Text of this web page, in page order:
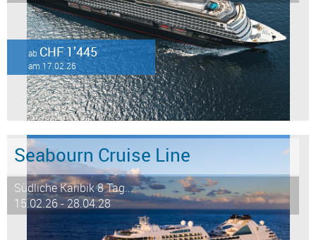
abCHF 1’445
am 17.02.26
Seabourn Cruise Line
Südliche Karibik 8 Tag...
15.02.26 - 28.04.28